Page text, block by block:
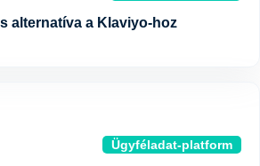
alternatíva a Klaviyo-hoz
Ügyféladat-platform